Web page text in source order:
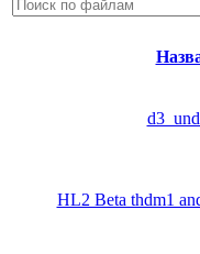
HL2 Beta thdm1